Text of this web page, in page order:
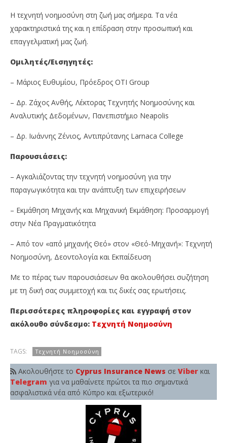
NOW VIEWING
Δωρεάν διαδικτυακή συνάντηση για την τεχνητή
νοημοσύνη
Απριλίου,
2024
Insurance
News
Team
Η τεχνητή νοημοσύνη στη ζωή μας σήμερα. Τα νέα
χαρακτηριστικά της και η επίδραση στην προσωπική και
επαγγελματική μας ζωή.
Ομιλητές/Εισηγητές:
– Μάριος Ευθυμίου, Πρόεδρος ΟΤΙ Group
– Δρ. Ζάχος Ανθής, Λέκτορας Τεχνητής Νοημοσύνης και
Αναλυτικής Δεδομένων, Πανεπιστήμιο Neapolis
– Δρ. Ιωάννης Ζένιος, Αντιπρύτανης Larnaca College
Παρουσιάσεις:
– Αγκαλιάζοντας την τεχνητή νοημοσύνη για την
παραγωγικότητα και την ανάπτυξη των επιχειρήσεων
– Εκμάθηση Μηχανής και Μηχανική Εκμάθηση: Προσαρμογή
στην Νέα Πραγματικότητα
– Από τον «από μηχανής Θεό» στον «Θεό-Μηχανή»: Τεχνητή
Νοημοσύνη, Δεοντολογία και Εκπαίδευση
Με το πέρας των παρουσιάσεων θα ακολουθήσει συζήτηση
με τη δική σας συμμετοχή και τις δικές σας ερωτήσεις.
Περισσότερες πληροφορίες και εγγραφή στον
ακόλουθο σύνδεσμο: Τεχνητή Νοημοσύνη
TAGS: Τεχνητή Νοημοσύνη
Ακολουθήστε το Cyprus Insurance News σε Viber και
Telegram για να μαθαίνετε πρώτοι τα πιο σημαντικά
ασφαλιστικά νέα από Κύπρο και εξωτερικό!